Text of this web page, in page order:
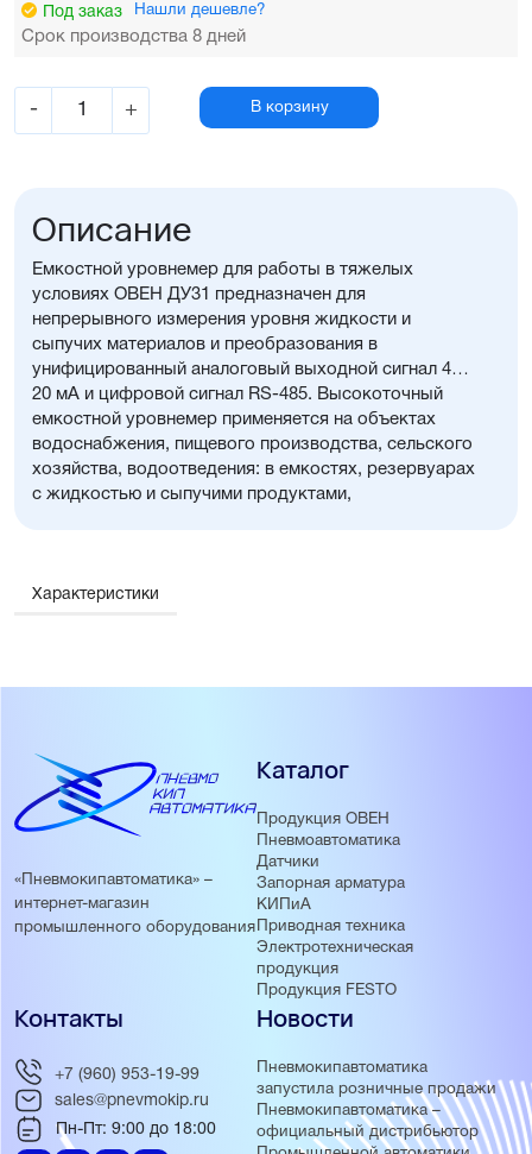
Под заказ Нашли дешевле?
Срок производства 8 дней
- + В корзину
Описание
Емкостной уровнемер для работы в тяжелых
условиях ОВЕН ДУ31 предназначен для
непрерывного измерения уровня жидкости и
сыпучих материалов и преобразования в
унифицированный аналоговый выходной сигнал 4…
20 мА и цифровой сигнал RS-485. Высокоточный
емкостной уровнемер применяется на объектах
водоснабжения, пищевого производства, сельского
хозяйства, водоотведения: в емкостях, резервуарах
с жидкостью и сыпучими продуктами,
Характеристики
«Пневмокипавтоматика» –
интернет-магазин
промышленного оборудования
Каталог
Продукция ОВЕН
Пневмоавтоматика
Датчики
Запорная арматура
КИПиА
Приводная техника
Электротехническая
продукция
Продукция FESTO
Новости
Пневмокипавтоматика
запустила розничные продажи
Пневмокипавтоматика –
официальный дистрибьютор
Контакты
+7 (960) 953-19-99
sales@pnevmokip.ru
Пн-Пт: 9:00 до 18:00